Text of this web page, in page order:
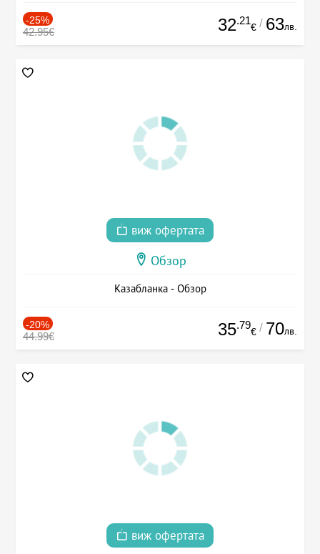
-25%
42.95€ 32.21
€ / 63лв.
виж офертата
Обзор
Казабланка - Обзор
-20%
44.99€ 35.79
€ / 70лв.
виж офертата